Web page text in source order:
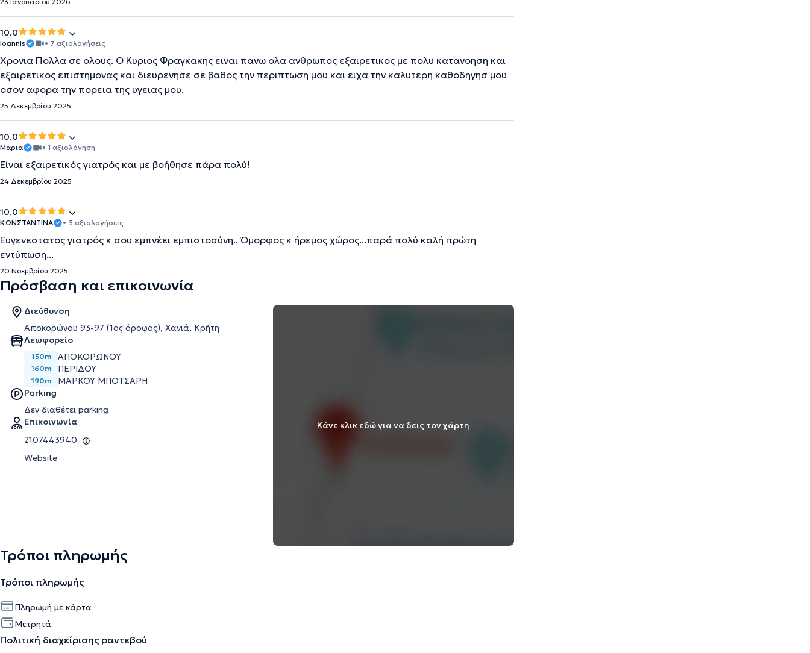
10.0
Ioannis • 7 αξιολογήσεις
Χρονια Πολλα σε ολους. Ο Κυριος Φραγκακης ειναι πανω ολα ανθρωπος εξαιρετικος με πολυ κατανοηση και
εξαιρετικος επιστημονας και διευρενησε σε βαθος την περιπτωση μου και ειχα την καλυτερη καθοδηγησ μου
οσον αφορα την πορεια της υγειας μου.
25 Δεκεμβρίου 2025
10.0
Μαρια • 1 αξιολόγηση
Είναι εξαιρετικός γιατρός και με βοήθησε πάρα πολύ!
24 Δεκεμβρίου 2025
10.0
ΚΩΝΣΤΑΝΤΙΝΑ • 3 αξιολογήσεις
Ευγενεστατος γιατρός κ σου εμπνέει εμπιστοσύνη.. Όμορφος κ ήρεμος χώρος...παρά πολύ καλή πρώτη
εντύπωση...
20 Νοεμβρίου 2025
Πρόσβαση και επικοινωνία
Διεύθυνση
Αποκορώνου 93-97 (1ος όροφος), Χανιά, Κρήτη
Λεωφορείο
150m ΑΠΟΚΟΡΩΝΟΥ
160m ΠΕΡΙΔΟΥ
190m
ΜΑΡΚΟΥ ΜΠΟΤΣΑΡΗ
Parking
Δεν διαθέτει parking
Επικοινωνία
2107443940
Website
Κάνε κλικ εδώ για να δεις τον χάρτη
Τρόποι πληρωμής
Τρόποι πληρωμής
Πληρωμή με κάρτα
Μετρητά
Πολιτική διαχείρισης ραντεβού